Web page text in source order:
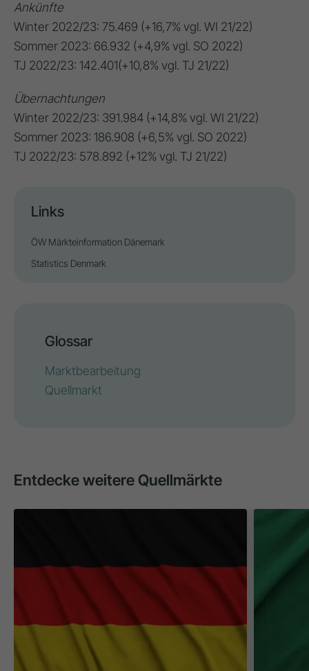
Ankünfte
Winter 2022/23: 75.469 (+16,7% vgl. WI 21/22)
Sommer 2023: 66.932 (+4,9% vgl. SO 2022)
TJ 2022/23: 142.401(+10,8% vgl. TJ 21/22)
Übernachtungen
Winter 2022/23: 391.984 (+14,8% vgl. WI 21/22)
Sommer 2023: 186.908 (+6,5% vgl. SO 2022)
TJ 2022/23: 578.892 (+12% vgl. TJ 21/22)
Links
ÖW Märkteinformation Dänemark
Statistics Denmark
Glossar
Marktbearbeitung
Quellmarkt
Entdecke weitere Quellmärkte